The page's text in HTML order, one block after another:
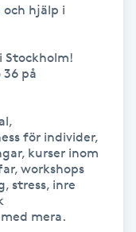
och hjälp i
Stockholm!
på
för individer,
kurser inom
workshops
stress, inre
mera.